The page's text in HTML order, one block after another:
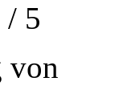
/ 5
von